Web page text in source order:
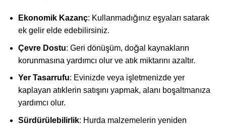
Ekonomik Kazanç: Kullanmadığınız eşyaları satarak
ek gelir elde edebilirsiniz.
Çevre Dostu: Geri dönüşüm, doğal kaynakların
korunmasına yardımcı olur ve atık miktarını azaltır.
Yer Tasarrufu: Evinizde veya işletmenizde yer
kaplayan atıklerin satışını yapmak, alanı boşaltmanıza
yardımcı olur.
Sürdürülebilirlik: Hurda malzemelerin yeniden